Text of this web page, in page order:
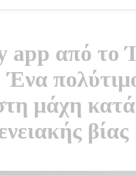
app από το
μάχη
βίας